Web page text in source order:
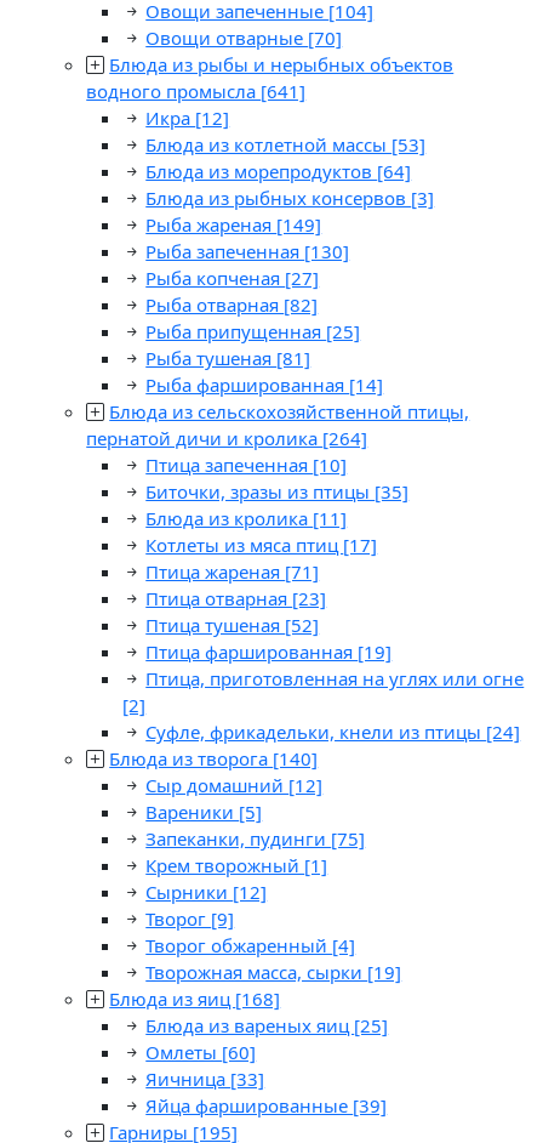
Овощи запеченные [104]
Овощи отварные [70]
Блюда из рыбы и нерыбных объектов
водного промысла [641]
Икра [12]
Блюда из котлетной массы [53]
Блюда из морепродуктов [64]
Блюда из рыбных консервов [3]
Рыба жареная [149]
Рыба запеченная [130]
Рыба копченая [27]
Рыба отварная [82]
Рыба припущенная [25]
Рыба тушеная [81]
Рыба фаршированная [14]
Блюда из сельскохозяйственной птицы,
пернатой дичи и кролика [264]
Птица запеченная [10]
Биточки, зразы из птицы [35]
Блюда из кролика [11]
Котлеты из мяса птиц [17]
Птица жареная [71]
Птица отварная [23]
Птица тушеная [52]
Птица фаршированная [19]
Птица, приготовленная на углях или огне
[2]
Суфле, фрикадельки, кнели из птицы [24]
Блюда из творога [140]
Сыр домашний [12]
Вареники [5]
Запеканки, пудинги [75]
Крем творожный [1]
Сырники [12]
Творог [9]
Творог обжаренный [4]
Творожная масса, сырки [19]
Блюда из яиц [168]
Блюда из вареных яиц [25]
Омлеты [60]
Яичница [33]
Яйца фаршированные [39]
Гарниры [195]